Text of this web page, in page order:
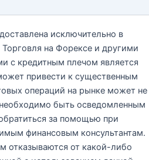
исключительно в
на Форексе и другими
с кредитным плечом является
привести к существенным
операций на рынке может не
быть осведомленным
за помощью при
финансовым консультантам.
отказываются от какой-либо